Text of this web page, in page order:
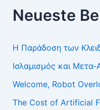
Neueste
Η Παράδοση των
Ισλαμισμός και Μετα-
Welcome, Robot
The Cost of Artificial